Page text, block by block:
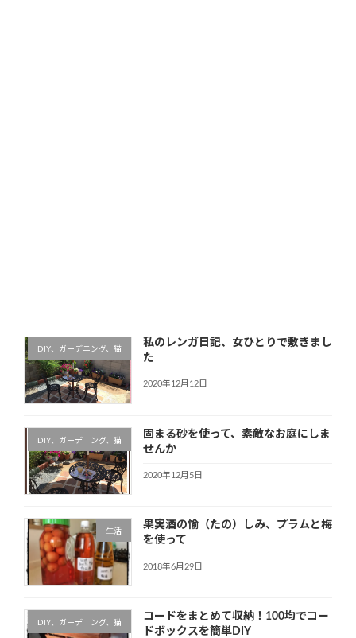
DIY、ガーデニング、猫
私のレンガ日記、女ひとりで敷きまし
た
2020年12月12日
DIY、ガーデニング、猫
固まる砂を使って、素敵なお庭にしま
せんか
2020年12月5日
生活
果実酒の愉（たの）しみ、プラムと梅
を使って
2018年6月29日
DIY、ガーデニング、猫
コードをまとめて収納！100均でコー
ドボックスを簡単DIY